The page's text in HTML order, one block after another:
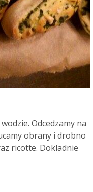
Odcedzamy na
obrany i drobno
ricotte. Dokladnie